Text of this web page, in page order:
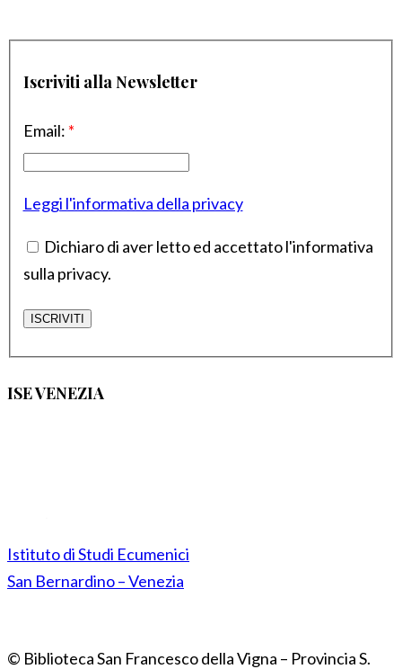
Iscriviti alla Newsletter
Email: *
Leggi l'informativa della privacy
Dichiaro di aver letto ed accettato l'informativa
sulla privacy.
ISE VENEZIA
Istituto di Studi Ecumenici
San Bernardino – Venezia
© Biblioteca San Francesco della Vigna – Provincia S.